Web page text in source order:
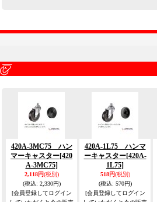
420A-3MC75 ハン
マーキャスター[420
A-3MC75]
2,118円(税別)
(税込: 2,330円)
[会員登録してログイン
420A-1L75 ハンマ
ーキャスター[420A-
1L75]
518円(税別)
(税込: 570円)
[会員登録してログイン